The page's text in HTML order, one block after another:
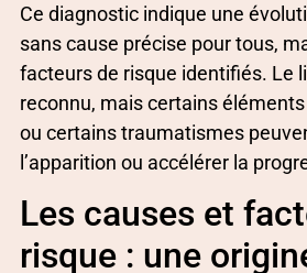
Ce diagnostic indique une
sans cause précise pour tous,
facteurs de risque identifiés. Le
reconnu, mais certains
ou certains traumatismes
l’apparition ou accélérer la
Les causes et
risque : une